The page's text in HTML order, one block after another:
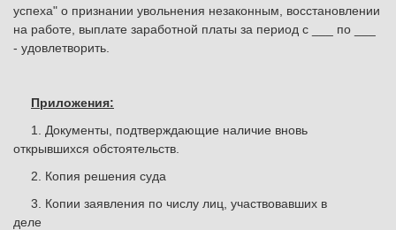
успеха" о признании увольнения незаконным, восстановлении
на работе, выплате заработной платы за период с ___ по ___
- удовлетворить.
Приложения:
1. Документы, подтверждающие наличие вновь
открывшихся обстоятельств.
2. Копия решения суда
3. Копии заявления по числу лиц, участвовавших в
деле